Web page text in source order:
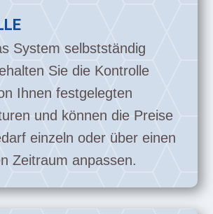
System selbstständig
Sie die Kontrolle
Ihnen festgelegten
und können die Preise
einzeln oder über einen
Zeitraum anpassen.